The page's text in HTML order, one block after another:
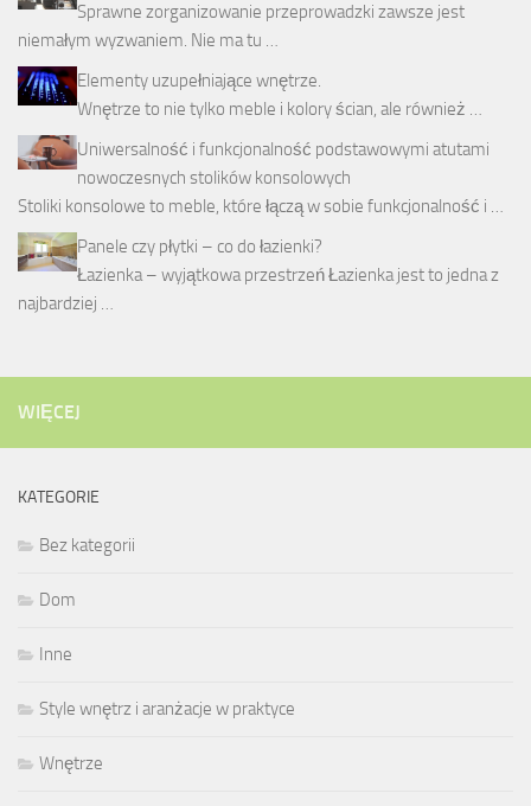
Sprawne zorganizowanie przeprowadzki zawsze jest
niemałym wyzwaniem. Nie ma tu …
Elementy uzupełniające wnętrze.
Wnętrze to nie tylko meble i kolory ścian, ale również …
Uniwersalność i funkcjonalność podstawowymi atutami
nowoczesnych stolików konsolowych
Stoliki konsolowe to meble, które łączą w sobie funkcjonalność i …
Panele czy płytki – co do łazienki?
Łazienka – wyjątkowa przestrzeń Łazienka jest to jedna z
najbardziej …
WIĘCEJ
KATEGORIE
Bez kategorii
Dom
Inne
Style wnętrz i aranżacje w praktyce
Wnętrze